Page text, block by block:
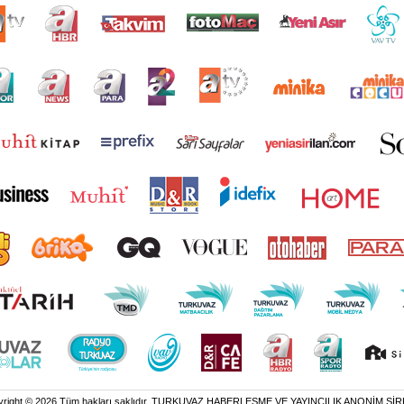
© 2026 Tüm hakları saklıdır. TURKUVAZ HABERLEŞME VE YAYINCILIK ANONİM